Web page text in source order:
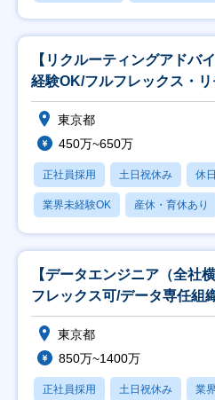
【リクルーティングアドバ
経験OK/フルフレックス・
可
東京都
450万~650万
正社員採用 土日祝休み 休
業界未経験OK 産休・育休あり
【データエンジニア（全社
フレックス可/データ専任組
す！
東京都
850万~1400万
正社員採用 土日祝休み 業